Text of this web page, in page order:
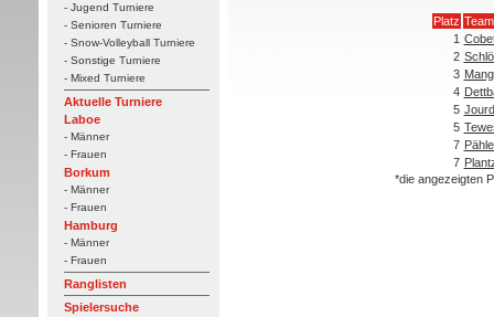
- Jugend Turniere
- Senioren Turniere
- Snow-Volleyball Turniere
- Sonstige Turniere
- Mixed Turniere
Aktuelle Turniere
Laboe
- Männer
- Frauen
Borkum
- Männer
- Frauen
Hamburg
- Männer
- Frauen
Ranglisten
Spielersuche
Platz Team
1
2
3
4
5
5
7
7
*die angezeigten